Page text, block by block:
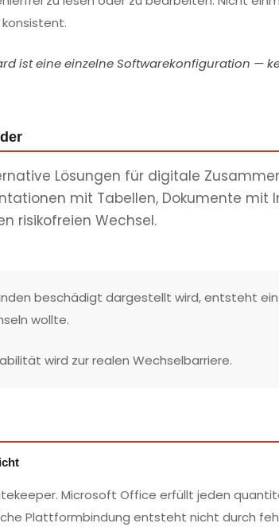
ist eine einzelne Softwarekonfiguration —
Lösungen für digitale
mit Tabellen, Dokumente
risikofreien Wechsel.
beschädigt dargestellt wird, entsteht ein
wollte.
wird zur realen Wechselbarriere.
Microsoft Office erfüllt jeden
Plattformbindung entsteht nicht durch